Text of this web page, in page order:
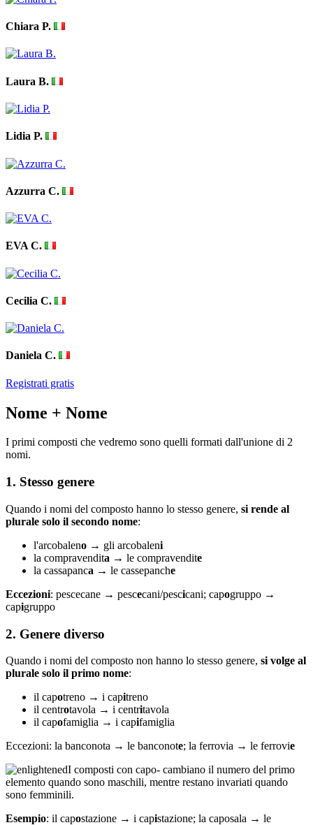
Chiara P.
Laura B.
Lidia P.
Azzurra C.
EVA C.
Cecilia C.
Daniela C.
Registrati gratis
Nome + Nome
I primi composti che vedremo sono quelli formati dall'unione di 2
nomi.
1. Stesso genere
Quando i nomi del composto hanno lo stesso genere, si rende al
plurale solo il secondo nome:
l'arcobaleno → gli arcobaleni
la compravendita → le compravendite
la cassapanca → le cassepanche
Eccezioni: pescecane → pescecani/pescicani; capogruppo →
capigruppo
2. Genere diverso
Quando i nomi del composto non hanno lo stesso genere, si volge al
plurale solo il primo nome:
il capotreno → i capitreno
il centrotavola → i centritavola
il capofamiglia → i capifamiglia
Eccezioni: la banconota → le banconote; la ferrovia → le ferrovie
I composti con capo- cambiano il numero del primo
elemento quando sono maschili, mentre restano invariati quando
sono femminili.
Esempio: il capostazione → i capistazione; la caposala → le